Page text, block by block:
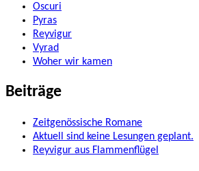
Oscuri
Pyras
Reyvigur
Vyrad
Woher wir kamen
Beiträge
Zeitgenössische Romane
Aktuell sind keine Lesungen geplant.
Reyvigur aus Flammenflügel